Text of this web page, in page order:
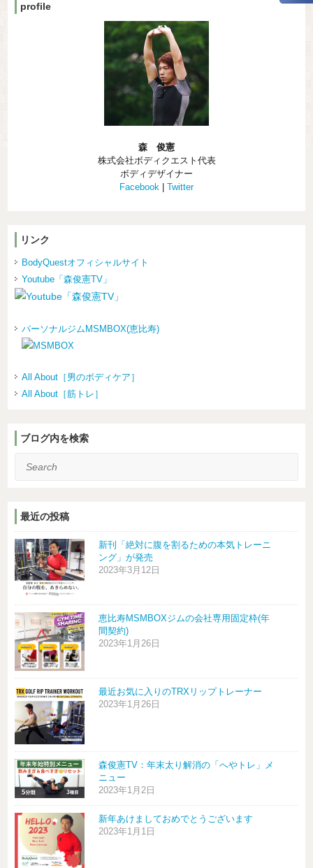
profile
森 俊憲
株式会社ボディクエスト代表
ボディデザイナー
Facebook
Twitter
リンク
BodyQuestオフィシャルサイト
Youtube「森俊憲TV」
パーソナルジムMSMBOX(恵比寿)
All About［男のボディケア］
All About［筋トレ］
ブログ内を検索
Search
最近の投稿
新刊「絶対に腹を割るための本気トレーニ
ング」が発売
2023年3月12日
恵比寿MSMBOXジムの会社専用固定枠(年
間契約)
2023年1月26日
最近お気に入りのTRXリップトレーナー
2023年1月26日
森俊憲TV：年末太り解消の「へやトレ」メ
ニュー
2023年1月2日
新年あけましておめでとうございます
2023年1月1日